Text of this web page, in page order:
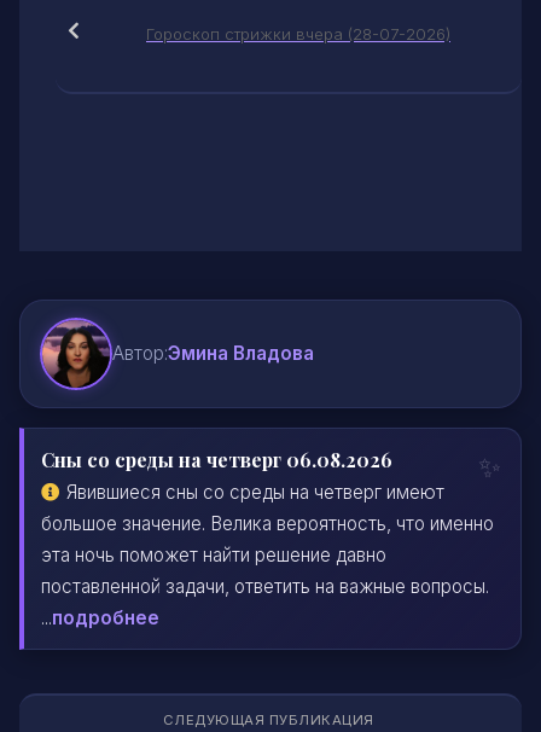
Гороскоп стрижки вчера (28-07-2026)
Автор:Эмина Владова
Сны со среды на четверг 06.08.2026
Явившиеся сны со среды на четверг имеют
большое значение. Велика вероятность, что именно
эта ночь поможет найти решение давно
поставленной задачи, ответить на важные вопросы.
...подробнее
СЛЕДУЮЩАЯ ПУБЛИКАЦИЯ